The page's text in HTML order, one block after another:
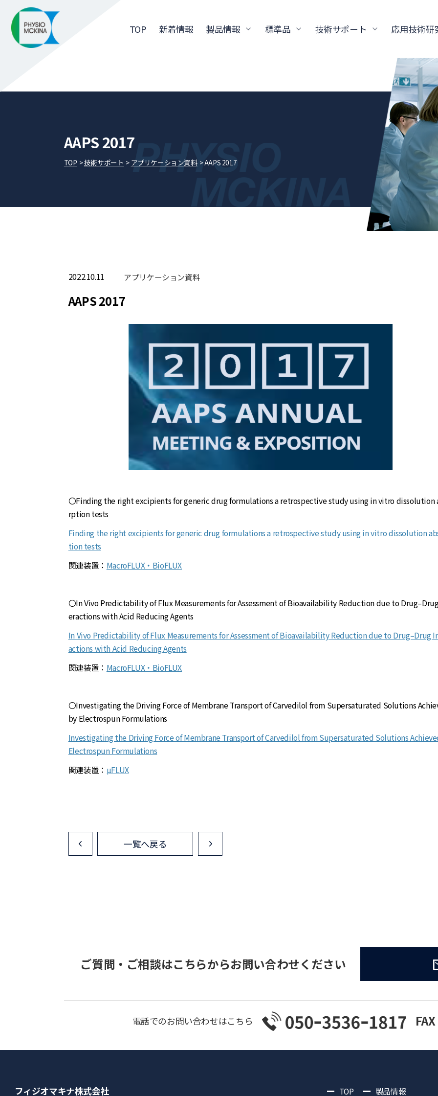
TOP 新着情報 製品情報 標準品 技術サポート 応用技術研
AAPS 2017
TOP 技術サポート アプリケーション資料 AAPS 2017
2022.10.11 アプリケーション資料
AAPS 2017
〇Finding the right excipients for generic drug formulations a retrospective study using in vitro dissolution
rption tests
Finding the right excipients for generic drug formulations a retrospective study using in vitro dissolution
tion tests
関連装置： MacroFLUX・BioFLUX
〇In Vivo Predictability of Flux Measurements for Assessment of Bioavailability Reduction due to
eractions with Acid Reducing Agents
In Vivo Predictability of Flux Measurements for Assessment of Bioavailability Reduction due to Drug–Drug
actions with Acid Reducing Agents
関連装置： MacroFLUX・BioFLUX
〇Investigating the Driving Force of Membrane Transport of Carvedilol from Supersaturated Solutions
by Electrospun Formulations
Investigating the Driving Force of Membrane Transport of Carvedilol from Supersaturated Solutions
Electrospun Formulations
関連装置： µFLUX
<
一覧へ戻る
ご質問・ご相談はこちらからお問い合わせください
電話でのお問い合わせはこちら
フィジオマキナ株式会社 TOP 製品情報